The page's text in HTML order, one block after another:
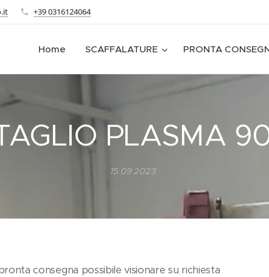
+39 0316124064
Home SCAFFALATURE PRONTA
PLASMA
15.09.2023
consegna possibile visionare su richiesta